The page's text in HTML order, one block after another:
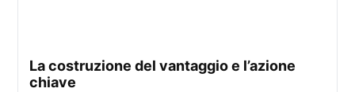
La costruzione del vantaggio e l’azione
chiave